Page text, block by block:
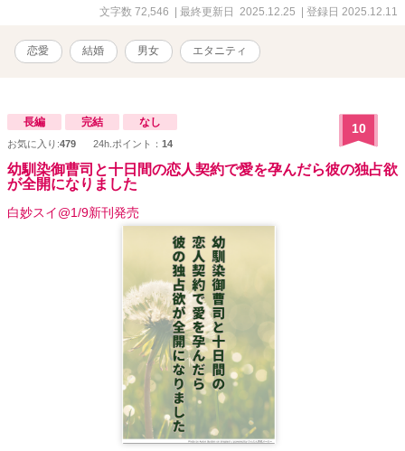
目にして初めて、美咲は気づく。 二人の“未来への温度”が、静かに
文字数 72,546 | 最終更新日 2025.12.25 | 登録日 2025.12.11
恋愛 結婚 男女 エタニティ
長編 完結 なし
お気に入り:479 24h.ポイント： 14
10
幼馴染御曹司と十日間の恋人契約で愛を孕んだら彼の独占欲
が全開になりました
白妙スイ@1/9新刊発売